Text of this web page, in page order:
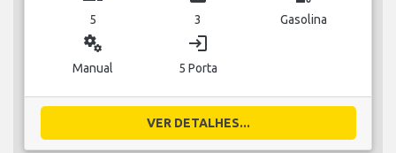
5 3 Gasolina
miscellaneous_services
Manual
login
5 Porta
VER DETALHES...